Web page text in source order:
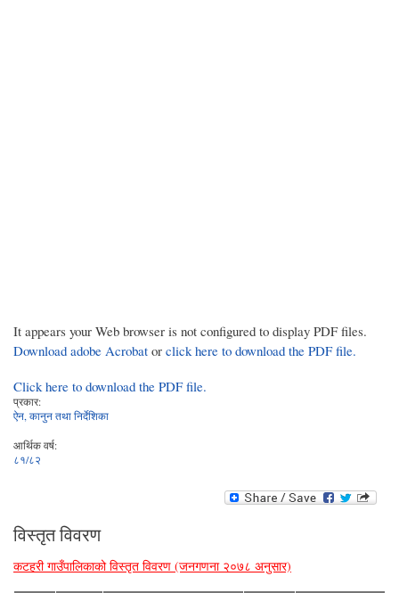
It appears your Web browser is not configured to display PDF files.
Download adobe Acrobat or click here to download the PDF file.
Click here to download the PDF file.
प्रकार:
ऐन, कानुन तथा निर्देशिका
आर्थिक वर्ष:
८१/८२
विस्तृत विवरण
कटहरी गाउँपालिकाको विस्तृत विवरण (जनगणना २०७८ अनुसार)